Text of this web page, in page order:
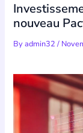
nouveau
Byadmin32/